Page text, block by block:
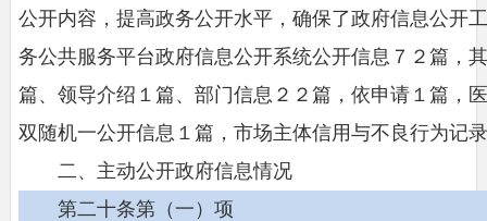
公开内容，提高政务公开水平，确保了政府信息公开
务公共服务平台政府信息公开系统公开信息７２篇，
篇、领导介绍１篇、部门信息２２篇，依申请１篇，
双随机一公开信息１篇，市场主体信用与不良行为记
二、主动公开政府信息情况
第二十条第（一）项